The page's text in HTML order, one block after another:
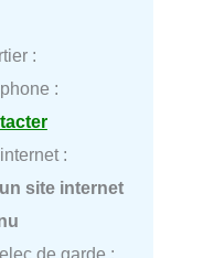
:
:
:
site internet
de garde :